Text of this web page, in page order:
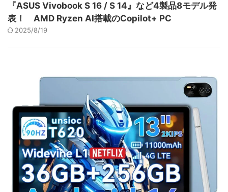
『ASUS Vivobook S 16 / S 14』など4製品8モデル発
表！ AMD Ryzen AI搭載のCopilot+ PC
2025/8/19